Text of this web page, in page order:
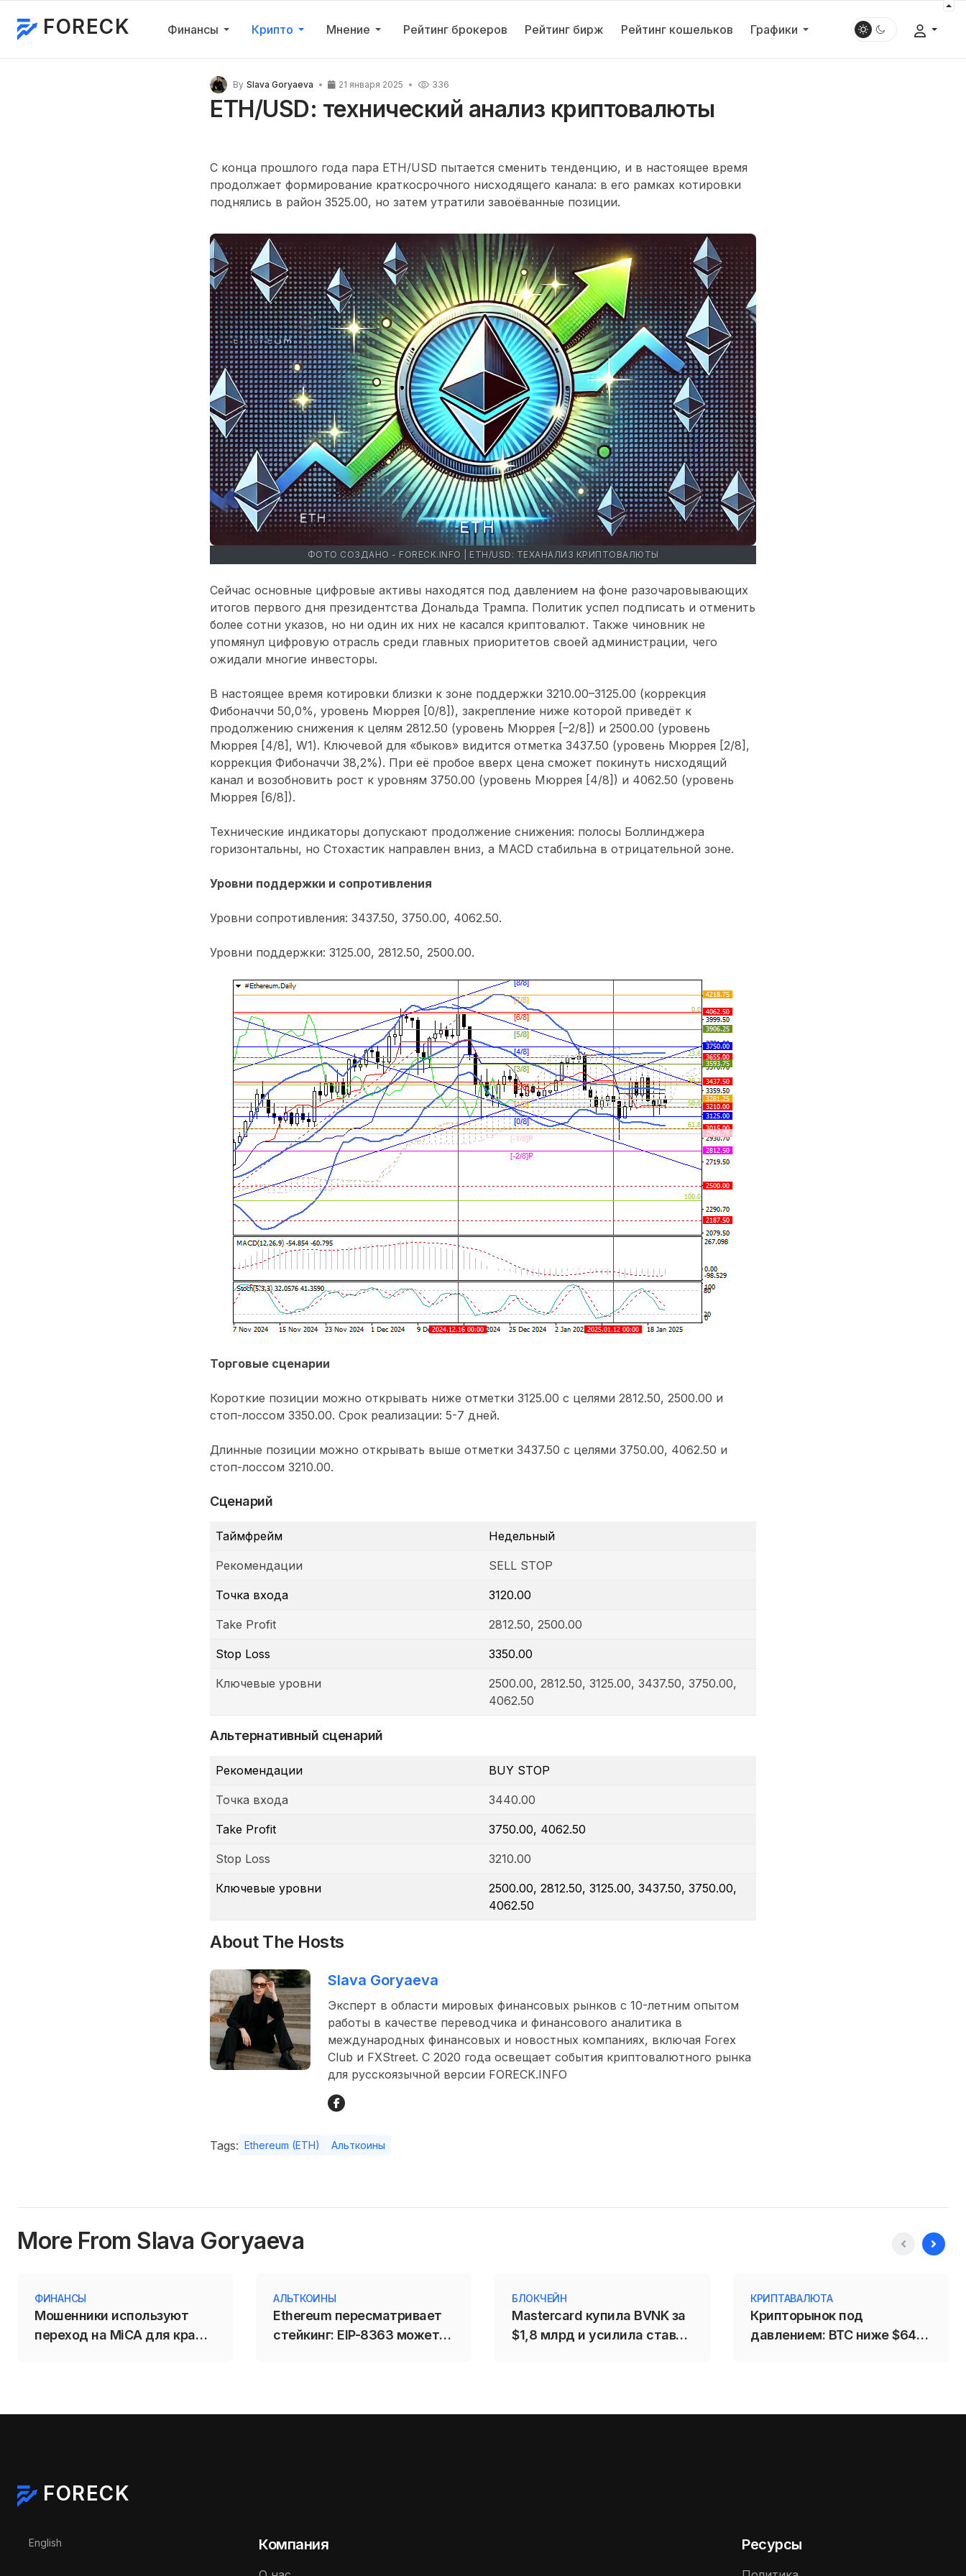
FORECK Финансы Крипто Мнение Рейтинг брокеров Рейтинг бирж Рейтинг кошельков Графики
By Slava Goryaeva 21 января 2025 336
ETH/USD: технический анализ криптовалюты
С конца прошлого года пара ETH/USD пытается сменить тенденцию, и в настоящее время
продолжает формирование краткосрочного нисходящего канала: в его рамках котировки
поднялись в район 3525.00, но затем утратили завоёванные позиции.
ФОТО СОЗДАНО - FORECK.INFO | ETH/USD: ТЕХАНАЛИЗ КРИПТОВАЛЮТЫ
Сейчас основные цифровые активы находятся под давлением на фоне разочаровывающих
итогов первого дня президентства Дональда Трампа. Политик успел подписать и отменить
более сотни указов, но ни один их них не касался криптовалют. Также чиновник не
упомянул цифровую отрасль среди главных приоритетов своей администрации, чего
ожидали многие инвесторы.
В настоящее время котировки близки к зоне поддержки 3210.00–3125.00 (коррекция
Фибоначчи 50,0%, уровень Мюррея [0/8]), закрепление ниже которой приведёт к
продолжению снижения к целям 2812.50 (уровень Мюррея [–2/8]) и 2500.00 (уровень
Мюррея [4/8], W1). Ключевой для «быков» видится отметка 3437.50 (уровень Мюррея [2/8],
коррекция Фибоначчи 38,2%). При её пробое вверх цена сможет покинуть нисходящий
канал и возобновить рост к уровням 3750.00 (уровень Мюррея [4/8]) и 4062.50 (уровень
Мюррея [6/8]).
Технические индикаторы допускают продолжение снижения: полосы Боллинджера
горизонтальны, но Стохастик направлен вниз, а MACD стабильна в отрицательной зоне.
Уровни поддержки и сопротивления
Уровни сопротивления: 3437.50, 3750.00, 4062.50.
Уровни поддержки: 3125.00, 2812.50, 2500.00.
Торговые сценарии
Короткие позиции можно открывать ниже отметки 3125.00 с целями 2812.50, 2500.00 и
стоп-лоссом 3350.00. Срок реализации: 5-7 дней.
Длинные позиции можно открывать выше отметки 3437.50 с целями 3750.00, 4062.50 и
стоп-лоссом 3210.00.
Сценарий
Таймфрейм Недельный
Рекомендации SELL STOP
Точка входа 3120.00
Take Profit 2812.50, 2500.00
Stop Loss 3350.00
Ключевые уровни
2500.00, 2812.50, 3125.00, 3437.50, 3750.00,
4062.50
Альтернативный сценарий
Рекомендации BUY STOP
Точка входа 3440.00
Take Profit 3750.00, 4062.50
Stop Loss 3210.00
Ключевые уровни
2500.00, 2812.50, 3125.00, 3437.50, 3750.00,
4062.50
About The Hosts
Slava Goryaeva
Эксперт в области мировых финансовых рынков с 10-летним опытом
работы в качестве переводчика и финансового аналитика в
международных финансовых и новостных компаниях, включая Forex
Club и FXStreet. С 2020 года освещает события криптовалютного рынка
для русскоязычной версии FORECK.INFO
Tags: Ethereum (ETH) Альткоины
More From Slava Goryaeva
ФИНАНСЫ
Мошенники используют
переход на MiCA для кражи
АЛЬТКОИНЫ
Ethereum пересматривает
стейкинг: EIP-8363 может
БЛОКЧЕЙН
Mastercard купила BVNK за
$1,8 млрд и усилила ставку
КРИПТАВАЛЮТА
Крипторынок под
давлением: BTC ниже $64
FORECK
Выберите язык
English Компания Ресурсы